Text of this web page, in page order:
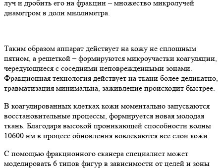
луч и дробить его на фракции – множество микролучей
диаметром в доли миллиметра.
Таким образом аппарат действует на кожу не сплошным
пятном, а решеткой – формируются микроучастки коагуляции,
чередующиеся с соседними неповрежденными зонами.
Фракционная технология действует на ткани более деликатно,
травматизация минимальна, заживление происходит быстрее.
В коагулированных клетках кожи моментально запускаются
восстановительные процессы, формируется новая молодая
ткань. Благодаря высокой проникающей способности волны
10600 нм в процесс обновления вовлекаются все слои кожи.
С помощью фракционного сканера специалист может
моделировать 6 типов фигур в зависимости от целей и зоны